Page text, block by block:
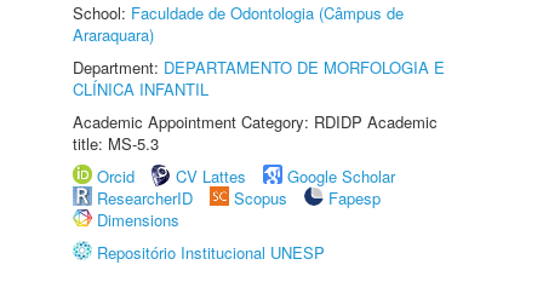
School: Faculdade de Odontologia (Câmpus de
Araraquara)
Department: DEPARTAMENTO DE MORFOLOGIA E
CLÍNICA INFANTIL
Academic Appointment Category: RDIDP Academic
title: MS-5.3
Orcid
CV Lattes
Google Scholar
ResearcherID
Scopus
Fapesp
Dimensions
Repositório Institucional UNESP